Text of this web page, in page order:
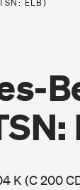
ELB)
K (C 200